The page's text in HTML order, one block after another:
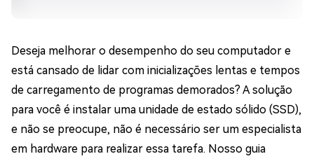
Deseja melhorar o desempenho do seu computador e
está cansado de lidar com inicializações lentas e tempos
de carregamento de programas demorados? A solução
para você é instalar uma unidade de estado sólido (SSD),
e não se preocupe, não é necessário ser um especialista
em hardware para realizar essa tarefa. Nosso guia